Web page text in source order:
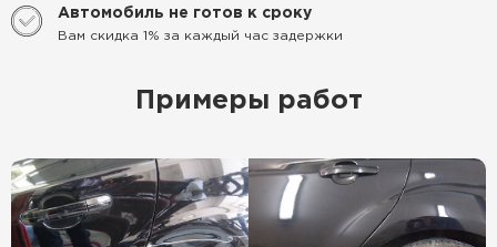
Автомобиль не готов к сроку
Вам скидка 1% за каждый час задержки
Примеры работ